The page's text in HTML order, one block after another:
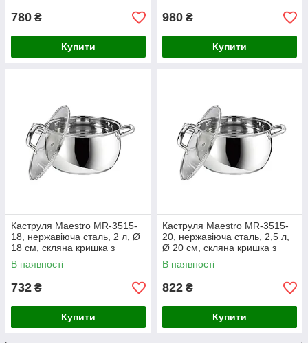
780 ₴
Купити
980 ₴
Купити
Каструля Maestro MR-3515-
18, нержавіюча сталь, 2 л, Ø
18 см, скляна кришка з
паровідводом
В наявності
732 ₴
Купити
Каструля Maestro MR-3515-
20, нержавіюча сталь, 2,5 л,
Ø 20 см, скляна кришка з
паровідводом
В наявності
822 ₴
Купити